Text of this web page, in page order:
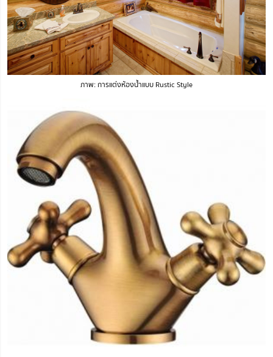
ภาพ: การแต่งห้องน้ำแบบ Rustic Style